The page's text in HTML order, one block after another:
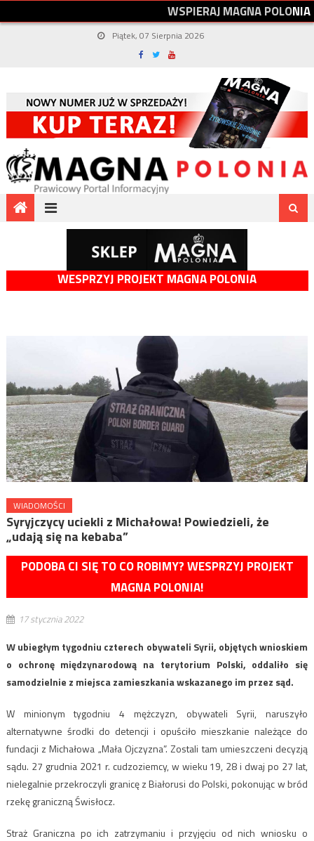
WSPIERAJMAGNAPOLONIA
Piątek, 07 Sierpnia 2026
WESPRZYJ PROJEKT MAGNA POLONIA
WIADOMOŚCI
Syryjczycy uciekli z Michałowa! Powiedzieli, że
„udają się na kebaba”
PODOBA CI SIĘ TO CO ROBIMY? WESPRZYJ PROJEKT
MAGNA POLONIA!
17 stycznia 2022
W ubiegłym tygodniu czterech obywateli Syrii, objętych wnioskiem
o ochronę międzynarodową na terytorium Polski, oddaliło się
samodzielnie z miejsca zamieszkania wskazanego im przez sąd.
W minionym tygodniu 4 mężczyzn, obywateli Syrii, naruszyło
alternatywne środki do detencji i opuściło mieszkanie należące do
fundacji z Michałowa „Mała Ojczyzna”. Zostali tam umieszczeni decyzją
sądu. 27 grudnia 2021 r. cudzoziemcy, w wieku 19, 28 i dwaj po 27 lat,
nielegalnie przekroczyli granicę z Białorusi do Polski, pokonując w bród
rzekę graniczną Świsłocz.
Straż Graniczna po ich zatrzymaniu i przyjęciu od nich wniosku o